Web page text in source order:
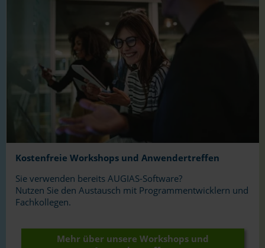
Kostenfreie Workshops und Anwendertreffen
Sie verwenden bereits AUGIAS-Software?
Nutzen Sie den Austausch mit Programmentwicklern und
Fachkollegen.
Mehr über unsere Workshops und